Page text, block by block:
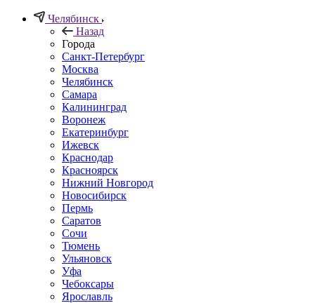
Челябинск
Назад
Города
Санкт-Петербург
Москва
Челябинск
Самара
Калининград
Воронеж
Екатеринбург
Ижевск
Краснодар
Красноярск
Нижний Новгород
Новосибирск
Пермь
Саратов
Сочи
Тюмень
Ульяновск
Уфа
Чебоксары
Ярославль